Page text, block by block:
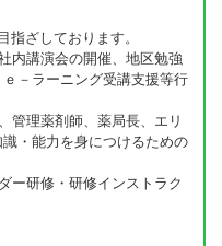
ざしております。
内講演会の開催、地区勉強
－ラーニング受講支援等行
管理薬剤師、薬局長、エリ
・能力を身につけるための
ー研修・研修インストラク